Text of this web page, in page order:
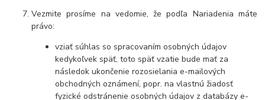
Vezmite prosíme na vedomie, že podľa Nariadenia máte
právo:
vziať súhlas so spracovaním osobných údajov
kedykoľvek späť, toto späť vzatie bude mať za
následok ukončenie rozosielania e-mailových
obchodných oznámení, popr. na vlastnú žiadosť
fyzické odstránenie osobných údajov z databázy e-